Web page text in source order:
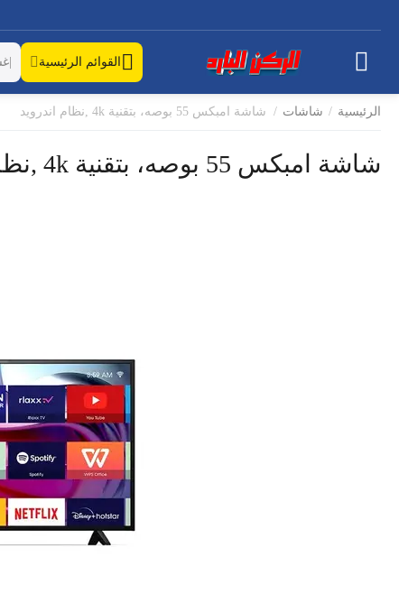
القوائم الرئيسية
الرئيسية / شاشات / شاشة امبكس 55 بوصه، بتقنية 4k ,نظام اندرويد
شاشة امبكس 55 بوصه، بتقنية 4k ,نظام اندرويد